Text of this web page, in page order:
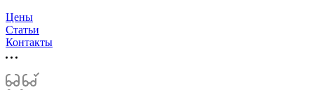
Цены
Статьи
Контакты